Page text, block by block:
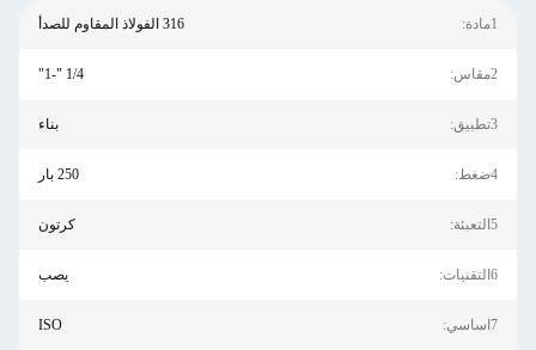
1مادة: 316 الفولاذ المقاوم للصدأ
2مقاس: 1/4 "-1"
3تطبيق: بناء
4ضغط: 250 بار
5التعبئة: كرتون
6التقنيات: يصب
7اساسي: ISO